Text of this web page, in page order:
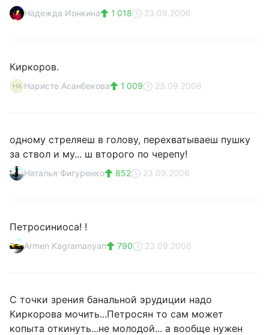
Надежда Ионкина 1 018 23.09.2006
Киркоров.
НА Наристе Асанбекова 1 009 23.09.2006
одному стреляеш в голову, перехватываеш пушку
за ствол и му... ш второго по черепу!
Наталья Фигуренко 852 23.09.2006
Петросиниоса! !
Armen Kagramanyan 790 23.09.2006
С точки зрения банальной эрудиции надо
Киркорова мочить...Петросян то сам может
копыта откинуть...не молодой... а вообще нужен